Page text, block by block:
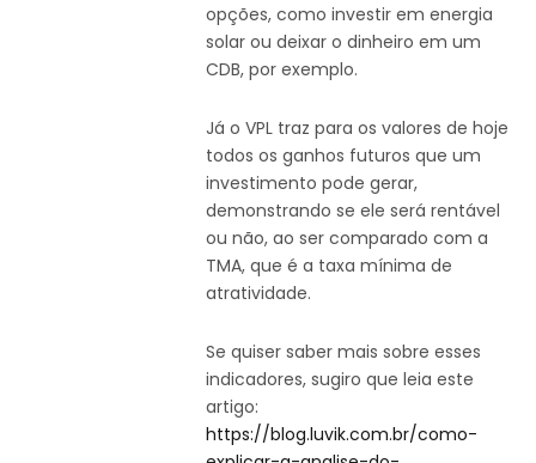
opções, como investir em energia
solar ou deixar o dinheiro em um
CDB, por exemplo.
Já o VPL traz para os valores de hoje
todos os ganhos futuros que um
investimento pode gerar,
demonstrando se ele será rentável
ou não, ao ser comparado com a
TMA, que é a taxa mínima de
atratividade.
Se quiser saber mais sobre esses
indicadores, sugiro que leia este
artigo:
https://blog.luvik.com.br/como-